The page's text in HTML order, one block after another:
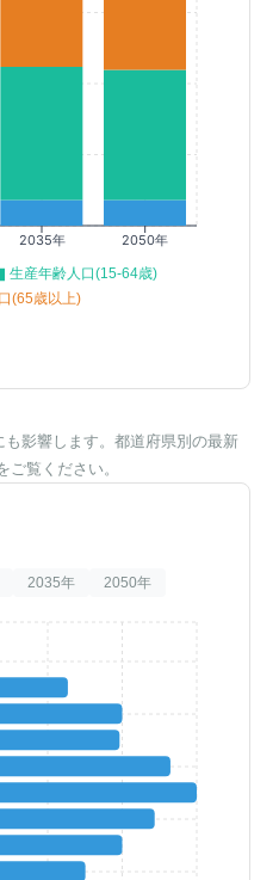
2035年 2050年
生産年齢人口(15-64歳)
(65歳以上)
影響します。都道府県別の最新
ご覧ください。
2035年 2050年